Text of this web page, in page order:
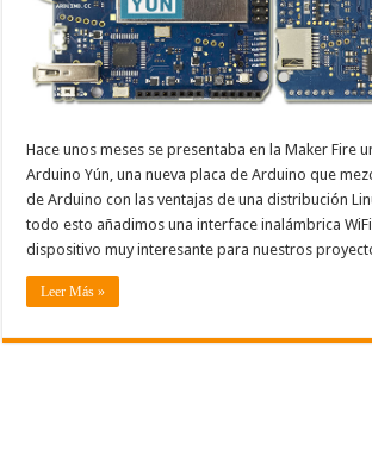
Hace unos meses se presentaba en la Maker Fire
Arduino Yún, una nueva placa de Arduino que
de Arduino con las ventajas de una distribución
todo esto añadimos una interface inalámbrica
dispositivo muy interesante para nuestros
Leer Más »